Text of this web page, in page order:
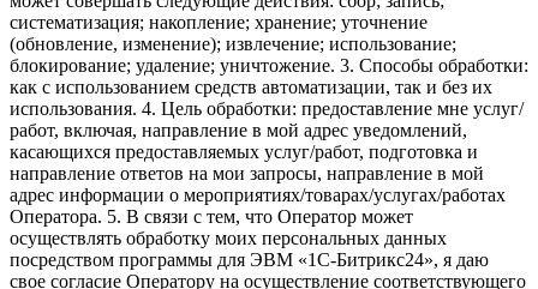
систематизация; накопление; хранение; уточнение
(обновление, изменение); извлечение; использование;
блокирование; удаление; уничтожение. 3. Способы обработки:
как с использованием средств автоматизации, так и без их
использования. 4. Цель обработки: предоставление мне услуг/
работ, включая, направление в мой адрес уведомлений,
касающихся предоставляемых услуг/работ, подготовка и
направление ответов на мои запросы, направление в мой
адрес информации о мероприятиях/товарах/услугах/работах
Оператора. 5. В связи с тем, что Оператор может
осуществлять обработку моих персональных данных
посредством программы для ЭВМ «1С-Битрикс24», я даю
свое согласие Оператору на осуществление соответствующего